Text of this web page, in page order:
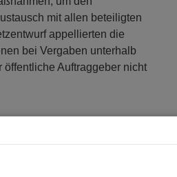
mit allen beteiligten
appellierten die
bei Vergaben unterhalb
Auftraggeber nicht